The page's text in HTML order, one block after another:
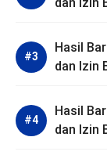
Hasil
dan Izin
Hasil
dan Izin